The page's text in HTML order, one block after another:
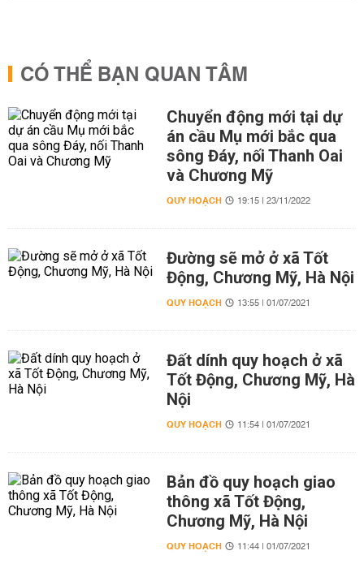
CÓ THỂ BẠN QUAN TÂM
Chuyển động mới tại dự
án cầu Mụ mới bắc qua
sông Đáy, nối Thanh Oai
và Chương Mỹ
QUY HOẠCH 19:15 | 23/11/2022
Đường sẽ mở ở xã Tốt
Động, Chương Mỹ, Hà Nội
QUY HOẠCH 13:55 | 01/07/2021
Đất dính quy hoạch ở xã
Tốt Động, Chương Mỹ, Hà
Nội
QUY HOẠCH 11:54 | 01/07/2021
Bản đồ quy hoạch giao
thông xã Tốt Động,
Chương Mỹ, Hà Nội
QUY HOẠCH 11:44 | 01/07/2021